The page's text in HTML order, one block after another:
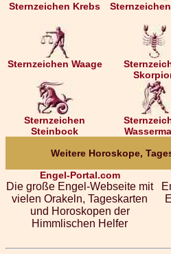
Sternzeichen Krebs
Sternzeichen Waage
Sternzeichen
Steinbock
Weitere Horoskope,
Engel-Portal.com
Die große Engel-Webseite mit
vielen Orakeln, Tageskarten
und Horoskopen der
Himmlischen Helfer